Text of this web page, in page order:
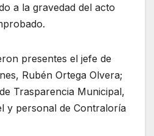
a la gravedad del acto
presentes el jefe de
Rubén Ortega Olvera;
Trasparencia Municipal,
y personal de Contraloría